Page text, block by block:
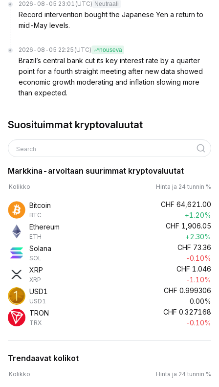
2026-08-05 23:01 (UTC) Neutraali
Record intervention bought the Japanese Yen a return to
mid-May levels.
2026-08-05 22:25 (UTC) nouseva
Brazil’s central bank cut its key interest rate by a quarter
point for a fourth straight meeting after new data showed
economic growth moderating and inflation slowing more
than expected.
Suosituimmat kryptovaluutat
Search
Markkina-arvoltaan suurimmat kryptovaluutat
Kolikko Hinta ja 24 tunnin %
Bitcoin
BTC
CHF 64,621.00
+1.20%
Ethereum
ETH
CHF 1,906.05
+2.30%
Solana
SOL
CHF 73.36
-0.10%
XRP
XRP
CHF 1.046
-1.10%
USD1
USD1
CHF 0.999306
0.00%
TRON
TRX
CHF 0.327168
-0.10%
Trendaavat kolikot
Kolikko Hinta ja 24 tunnin %